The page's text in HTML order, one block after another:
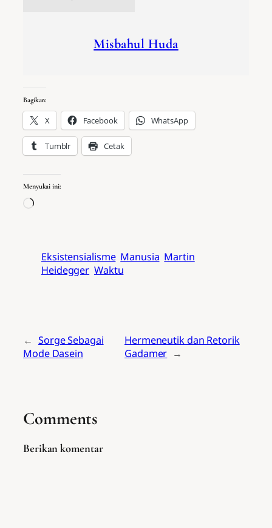
Misbahul Huda
Bagikan:
X Facebook WhatsApp
Tumblr Cetak
Menyukai ini:
Memuat…
Eksistensialisme Manusia Martin
Heidegger Waktu
← Sorge Sebagai
Mode Dasein
Hermeneutik dan Retorik
Gadamer →
Comments
Berikan komentar